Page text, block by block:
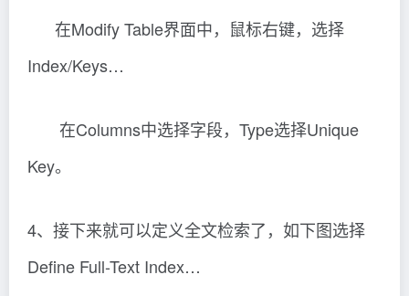
在Modify Table界面中，鼠标右键，选择
Index/Keys…
在Columns中选择字段，Type选择Unique
Key。
4、接下来就可以定义全文检索了，如下图选择
Define Full-Text Index…